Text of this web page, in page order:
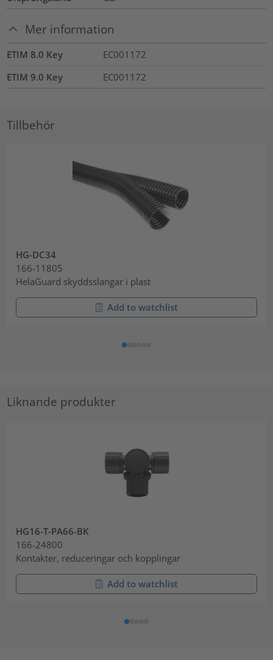
Mer information
ETIM 8.0 Key
EC001172
ETIM 9.0 Key
EC001172
Tillbehör
HG-DC34
166-11805
HelaGuard skyddsslangar i plast
Add to watchlist
Liknande produkter
HG16-T-PA66-BK
166-24800
Kontakter, reduceringar och kopplingar
Add to watchlist